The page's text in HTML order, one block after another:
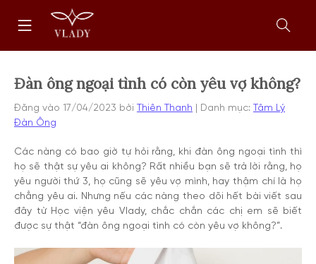
dung
Trang
chủ
form
Đàn ông ngoại tình có còn yêu vợ không?
Đăng vào 17/04/2023 bởi Thiên Thanh Danh mục: Tâm Lý
Đàn Ông
Các nàng có bao giờ tự hỏi rằng, khi đàn ông ngoại tình thì
họ sẽ thật sự yêu ai không? Rất nhiều bạn sẽ trả lời rằng, họ
yêu người thứ 3, họ cũng sẽ yêu vợ mình, hay thậm chí là họ
chẳng yêu ai. Nhưng nếu các nàng theo dõi hết bài viết sau
đây từ Học viện yêu Vlady, chắc chắn các chị em sẽ biết
được sự thật “đàn ông ngoại tình có còn yêu vợ không?”.